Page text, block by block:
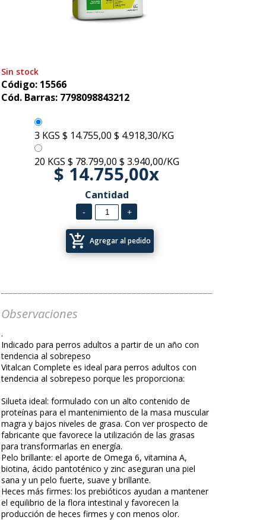
Sin stock
Código: 15566
Cód. Barras: 7798098843212
3 KGS $ 14.755,00 $ 4.918,30/KG
20 KGS $ 78.799,00 $ 3.940,00/KG
$ 14.755,00x
Cantidad
add_shopping_cart Agregar al pedido
Observaciones
.
Indicado para perros adultos a partir de un año con
tendencia al sobrepeso
Vitalcan Complete es ideal para perros adultos con
tendencia al sobrepeso porque les proporciona:
Silueta ideal: formulado con un alto contenido de
proteínas para el mantenimiento de la masa muscular
magra y bajos niveles de grasa. Con ver prospecto de
fabricante que favorece la utilización de las grasas
para transformarlas en energía.
Pelo brillante: el aporte de Omega 6, vitamina A,
biotina, ácido pantoténico y zinc aseguran una piel
sana y un pelo fuerte, suave y brillante.
Heces más firmes: los prebióticos ayudan a mantener
el equilibrio de la flora intestinal y favorecen la
producción de heces firmes y con menos olor.